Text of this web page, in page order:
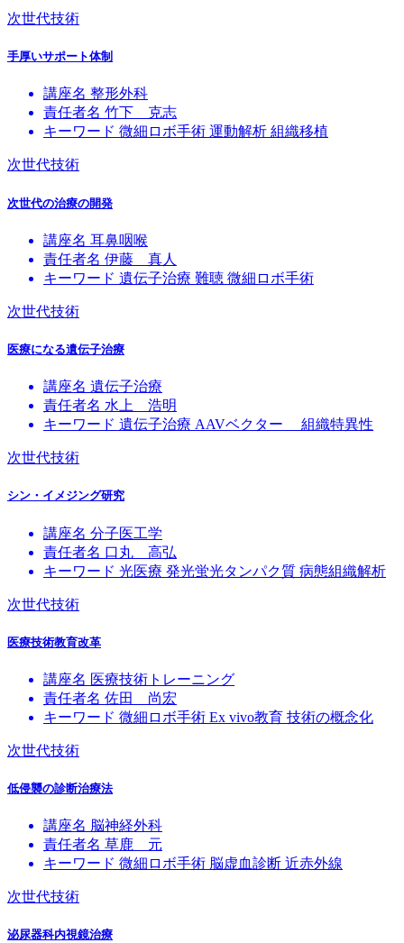
次世代技術
手厚いサポート体制
講座名 整形外科
責任者名 竹下 克志
キーワード 微細ロボ手術 運動解析 組織移植
次世代技術
次世代の治療の開発
講座名 耳鼻咽喉
責任者名 伊藤 真人
キーワード 遺伝子治療 難聴 微細ロボ手術
次世代技術
医療になる遺伝子治療
講座名 遺伝子治療
責任者名 水上 浩明
キーワード 遺伝子治療 AAVベクター 組織特異性
次世代技術
シン・イメジング研究
講座名 分子医工学
責任者名 口丸 高弘
キーワード 光医療 発光蛍光タンパク質 病態組織解析
次世代技術
医療技術教育改革
講座名 医療技術トレーニング
責任者名 佐田 尚宏
キーワード 微細ロボ手術 Ex vivo教育 技術の概念化
次世代技術
低侵襲の診断治療法
講座名 脳神経外科
責任者名 草鹿 元
キーワード 微細ロボ手術 脳虚血診断 近赤外線
次世代技術
泌尿器科内視鏡治療